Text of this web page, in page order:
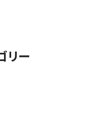
リー